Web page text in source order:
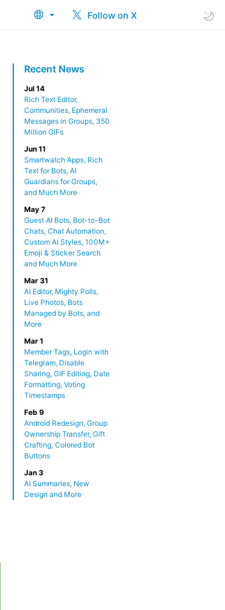
Follow on X
Recent News
Jul 14
Rich Text Editor,
Communities, Ephemeral
Messages in Groups, 350
Million GIFs
Jun 11
Smartwatch Apps, Rich
Text for Bots, AI
Guardians for Groups,
and Much More
May 7
Guest AI Bots, Bot-to-Bot
Chats, Chat Automation,
Custom AI Styles, 100M+
Emoji & Sticker Search
and Much More
Mar 31
AI Editor, Mighty Polls,
Live Photos, Bots
Managed by Bots, and
More
Mar 1
Member Tags, Login with
Telegram, Disable
Sharing, GIF Editing, Date
Formatting, Voting
Timestamps
Feb 9
Android Redesign, Group
Ownership Transfer, Gift
Crafting, Colored Bot
Buttons
Jan 3
AI Summaries, New
Design and More